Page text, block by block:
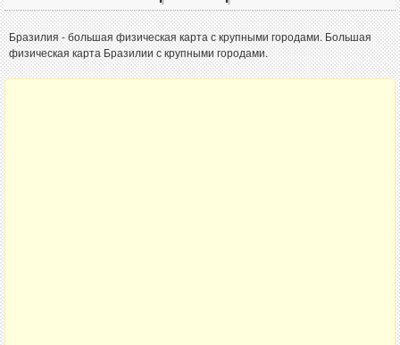
Бразилия - большая физическая карта с крупными городами. Большая
физическая карта Бразилии с крупными городами.